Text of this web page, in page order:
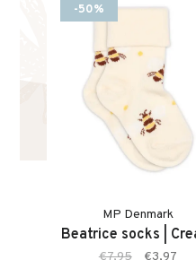
-50%
MP Denmark
Beatrice socks |
€7,95 €3,97